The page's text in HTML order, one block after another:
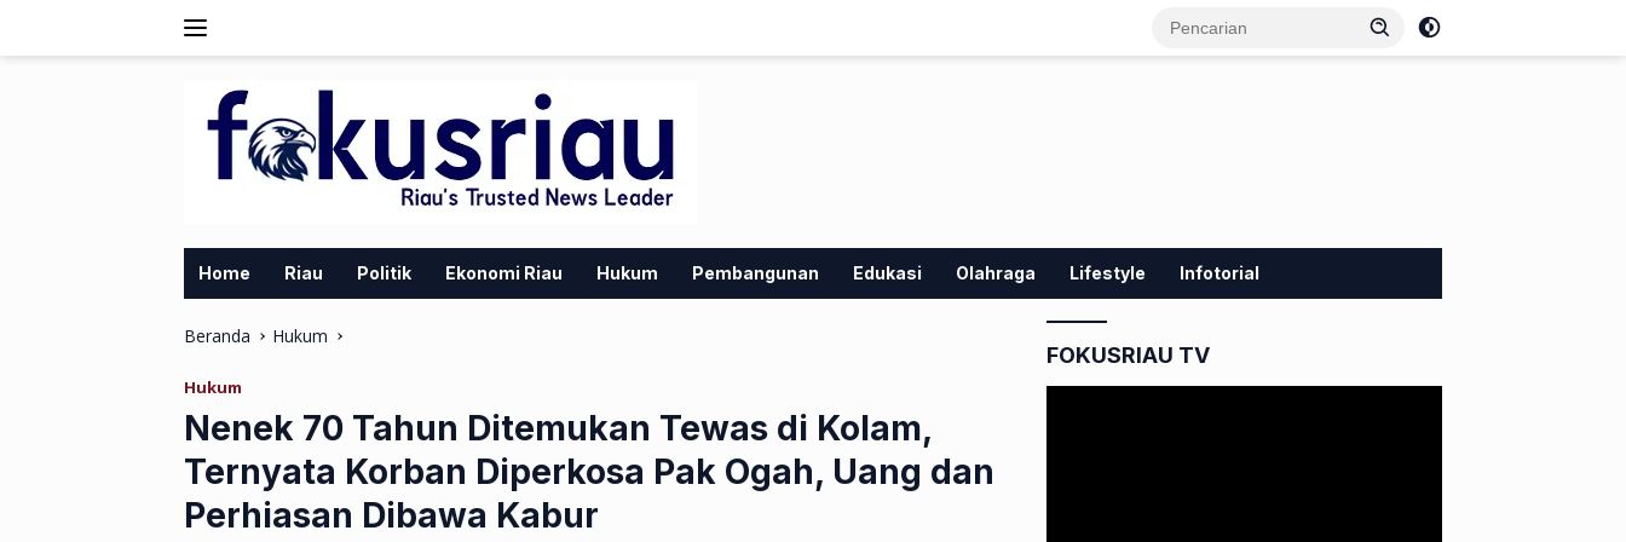
Home Riau Politik Ekonomi Riau Hukum Pembangunan Edukasi Olahraga Lifestyle Infotorial
Beranda Hukum
Hukum
Nenek 70 Tahun Ditemukan Tewas di Kolam,
Ternyata Korban Diperkosa Pak Ogah, Uang dan
Perhiasan Dibawa Kabur
FOKUSRIAU TV